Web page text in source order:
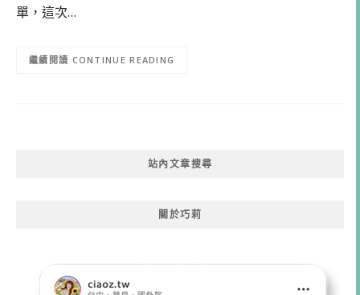
單，這次…
CONTINUE READING
站內文章搜尋
關於巧莉